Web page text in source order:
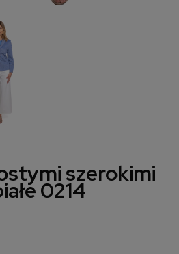
szerokimi
0214